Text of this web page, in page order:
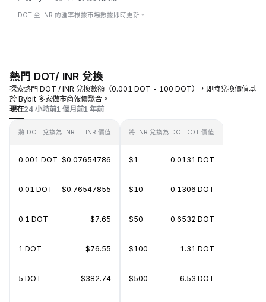
DOT 至 INR 的匯率根據市場數據即時更新。
熱門 DOT/ INR 兌換
探索熱門 DOT / INR 兌換數額（0.001 DOT - 100 DOT），即時兌換價值基
於 Bybit 多家做市商報價聚合。
現在24 小時前1 個月前1 年前
將 DOT 兌換為 INR INR 價值
0.001 DOT $0.07654786
0.01 DOT $0.76547855
0.1 DOT $7.65
1 DOT $76.55
5 DOT $382.74
將 INR 兌換為 DOTDOT 價值
$1 0.0131 DOT
$10 0.1306 DOT
$50 0.6532 DOT
$100 1.31 DOT
$500 6.53 DOT